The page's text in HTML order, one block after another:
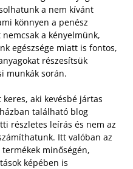
a nem kívánt
könnyen a penész
a kényelmünk,
egészsége miatt is fontos,
részesítsük
munkák során.
aki kevésbé jártas
található blog
részletes leírás és nem az
Itt valóban az
minőségén,
képében is